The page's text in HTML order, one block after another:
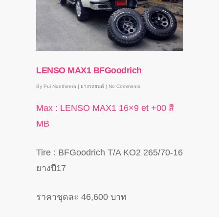
LENSO MAX1 BFGoodrich
By Pui Nantheera ยางรถยนต์ No Comments
Max : LENSO MAX1 16×9 et +00 สี
MB
Tire : BFGoodrich T/A KO2 265/70-16
ยางปี17
ราคาชุดละ 46,600 บาท